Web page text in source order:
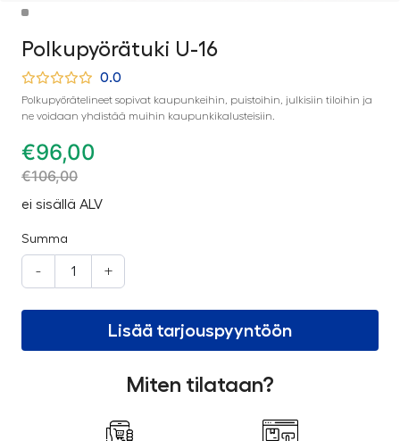
Polkupyörätuki U-16
0.0
Polkupyörätelineet sopivat kaupunkeihin, puistoihin, julkisiin tiloihin ja
ne voidaan yhdistää muihin kaupunkikalusteisiin.
€96,00
€106,00
ei sisällä ALV
Summa
- +
Lisää tarjouspyyntöön
Miten tilataan?